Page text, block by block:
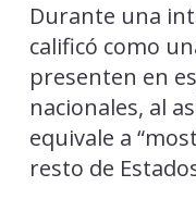
Durante una
calificó como
presenten en
nacionales, al
equivale a
resto de